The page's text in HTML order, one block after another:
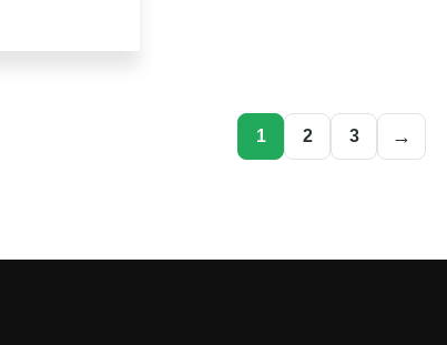
1 2 3 →